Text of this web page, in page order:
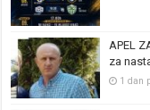
APEL
za
1 dan